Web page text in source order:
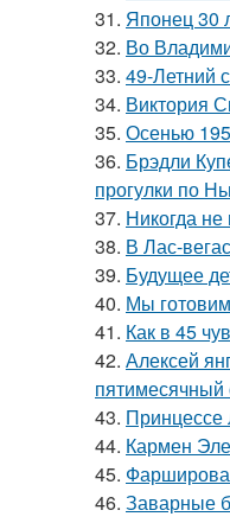
31. Японец 30
32. Во
33. 49-Летний
34. Виктория
35. Осенью
36. Брэдли
прогулки по
37. Никогда не
38. В Лас-
39. Будущее
40. Мы
41. Как в 45
42. Алексей
43. Принцессе
44. Кармен
45.
46. Заварные